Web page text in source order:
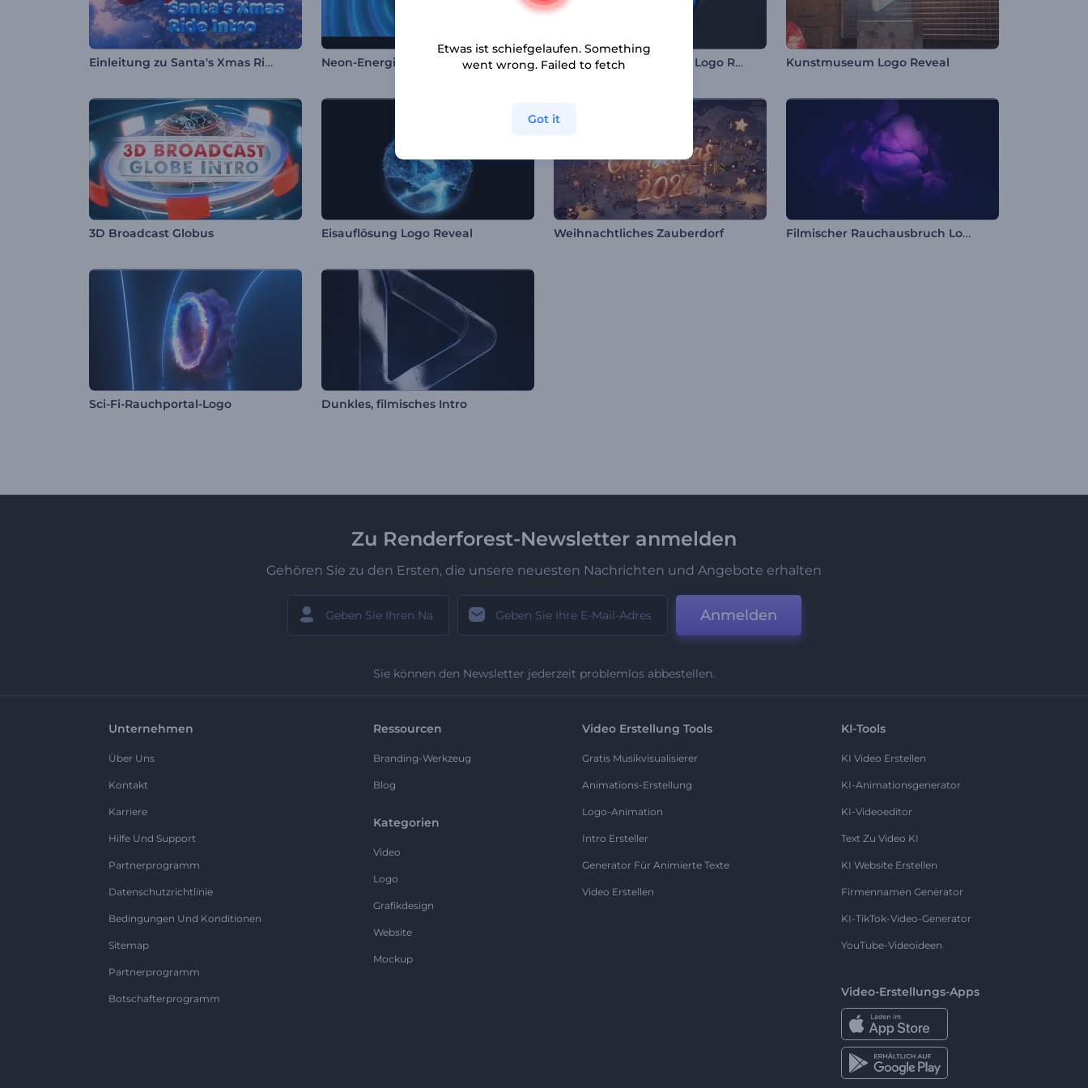
Einleitung zu Santa's Xmas Ride Neon-Energiewirbel Intro Schichtförmige Sphäre Logo Reveal Kunstmuseum Logo Reveal
3D Broadcast Globus Eisauflösung Logo Reveal Weihnachtliches Zauberdorf Filmischer Rauchausbruch Logo
Sci-Fi-Rauchportal-Logo Dunkles, filmisches Intro
Zu Renderforest-Newsletter anmelden
Gehören Sie zu den Ersten, die unsere neuesten Nachrichten und Angebote erhalten
Anmelden
Sie können den Newsletter jederzeit problemlos abbestellen.
Unternehmen
Über Uns
Kontakt
Karriere
Hilfe Und Support
Partnerprogramm
Datenschutzrichtlinie
Bedingungen Und Konditionen
Sitemap
Partnerprogramm
Botschafterprogramm
Ressourcen
Branding-Werkzeug
Blog
Kategorien
Video
Logo
Grafikdesign
Website
Mockup
Video Erstellung Tools
Gratis Musikvisualisierer
Animations-Erstellung
Logo-Animation
Intro Ersteller
Generator Für Animierte Texte
Video Erstellen
KI-Tools
KI Video Erstellen
KI-Animationsgenerator
KI-Videoeditor
Text Zu Video KI
KI Website Erstellen
Firmennamen Generator
KI-TikTok-Video-Generator
YouTube-Videoideen
Video-Erstellungs-Apps
Etwas ist schiefgelaufen. Something
went wrong. Failed to fetch
Got it